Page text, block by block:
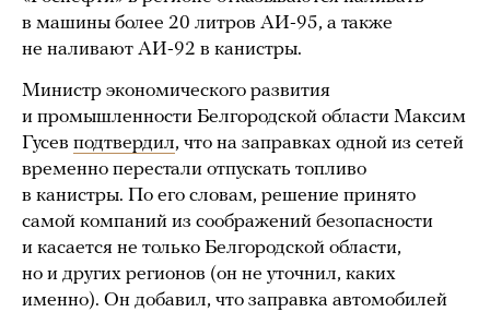
в машины более 20 литров АИ-95, а также
не наливают АИ-92 в канистры.
Министр экономического развития
и промышленности Белгородской области Максим
Гусев подтвердил, что на заправках одной из сетей
временно перестали отпускать топливо
в канистры. По его словам, решение принято
самой компаний из соображений безопасности
и касается не только Белгородской области,
но и других регионов (он не уточнил, каких
именно). Он добавил, что заправка автомобилей